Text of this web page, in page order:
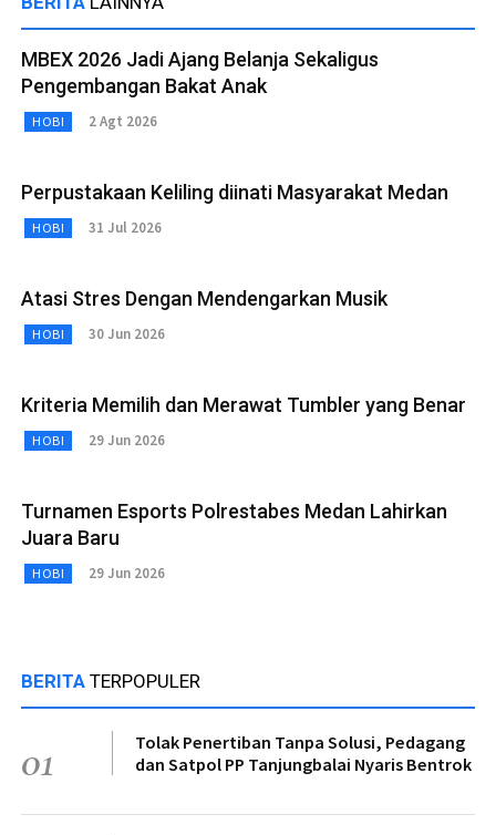
MBEX 2026 Jadi Ajang Belanja Sekaligus
Pengembangan Bakat Anak
HOBI 2 Agt 2026
Perpustakaan Keliling diinati Masyarakat Medan
HOBI 31 Jul 2026
Atasi Stres Dengan Mendengarkan Musik
HOBI 30 Jun 2026
Kriteria Memilih dan Merawat Tumbler yang Benar
HOBI 29 Jun 2026
Turnamen Esports Polrestabes Medan Lahirkan
Juara Baru
HOBI 29 Jun 2026
BERITA TERPOPULER
01
Tolak Penertiban Tanpa Solusi, Pedagang
dan Satpol PP Tanjungbalai Nyaris Bentrok